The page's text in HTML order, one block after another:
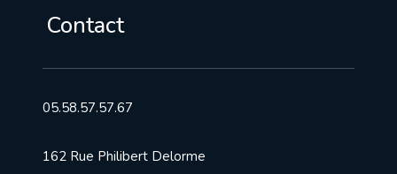
Contact
05.58.57.57.67
162 Rue Philibert Delorme